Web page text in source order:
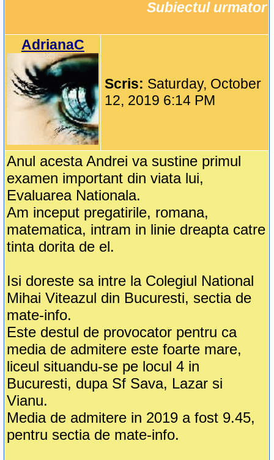
Subiectul urmator
AdrianaC
Scris: Saturday, October
12, 2019 6:14 PM
Anul acesta Andrei va sustine primul
examen important din viata lui,
Evaluarea Nationala.
Am inceput pregatirile, romana,
matematica, intram in linie dreapta catre
tinta dorita de el.
Isi doreste sa intre la Colegiul National
Mihai Viteazul din Bucuresti, sectia de
mate-info.
Este destul de provocator pentru ca
media de admitere este foarte mare,
liceul situandu-se pe locul 4 in
Bucuresti, dupa Sf Sava, Lazar si
Vianu.
Media de admitere in 2019 a fost 9.45,
pentru sectia de mate-info.